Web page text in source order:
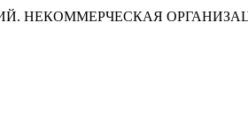
НЕКОММЕРЧЕСКАЯ